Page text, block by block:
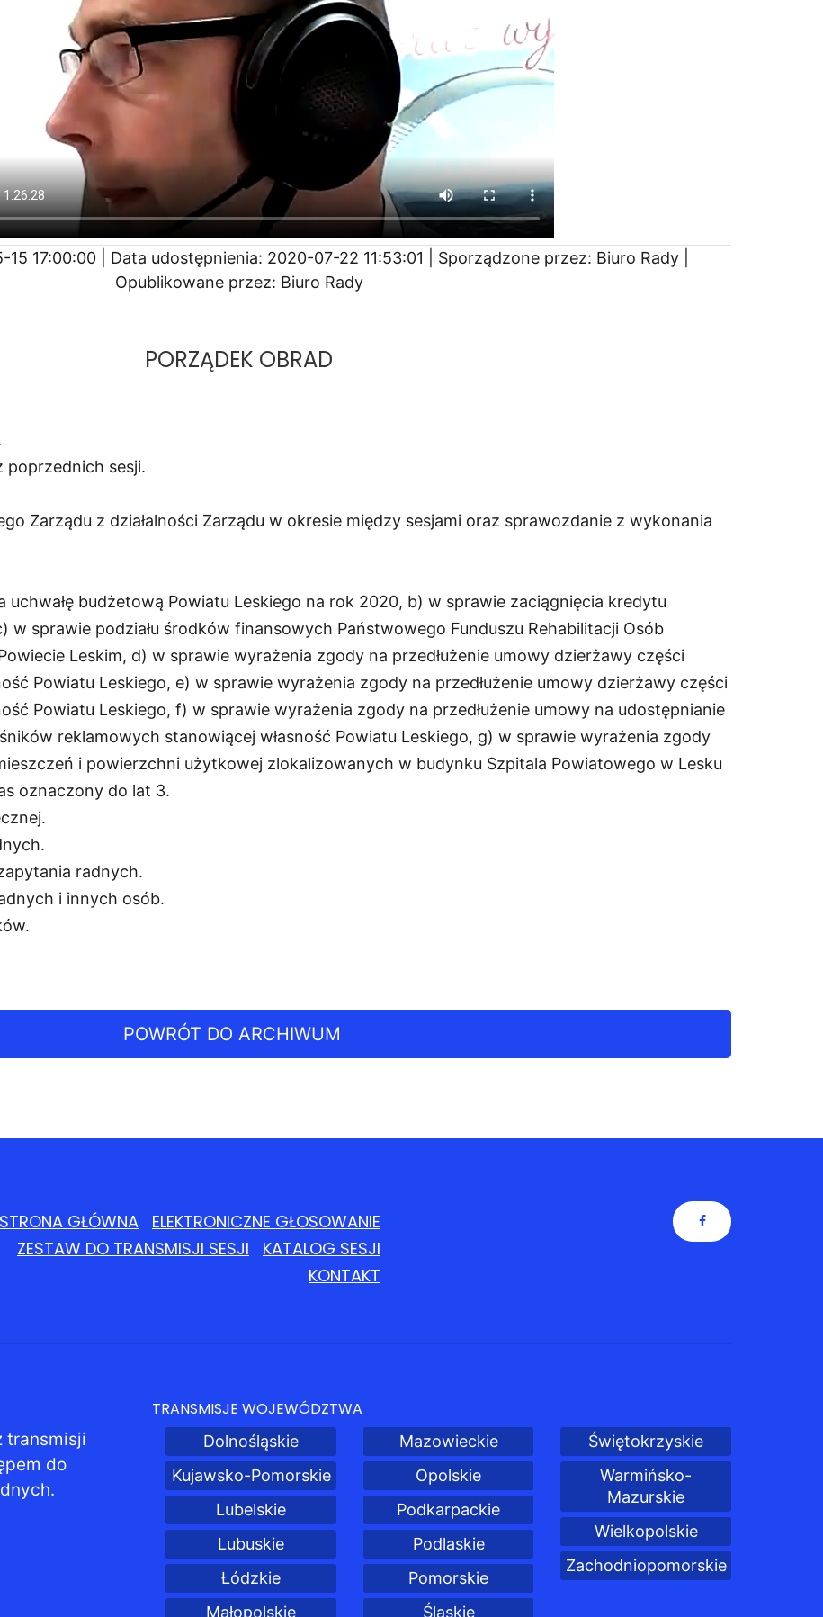
17:00:00 | Data udostępnienia: 2020-07-22 11:53:01 | Sporządzone przez: Biuro Rady |
Opublikowane przez: Biuro Rady
PORZĄDEK OBRAD
poprzednich sesji.
Zarządu z działalności Zarządu w okresie między sesjami oraz sprawozdanie z wykonania
uchwałę budżetową Powiatu Leskiego na rok 2020, b) w sprawie zaciągnięcia kredytu
w sprawie podziału środków finansowych Państwowego Funduszu Rehabilitacji Osób
Leskim, d) w sprawie wyrażenia zgody na przedłużenie umowy dzierżawy części
Powiatu Leskiego, e) w sprawie wyrażenia zgody na przedłużenie umowy dzierżawy części
Powiatu Leskiego, f) w sprawie wyrażenia zgody na przedłużenie umowy na udostępnianie
reklamowych stanowiącej własność Powiatu Leskiego, g) w sprawie wyrażenia zgody
i powierzchni użytkowej zlokalizowanych w budynku Szpitala Powiatowego w Lesku
oznaczony do lat 3.
radnych.
i innych osób.
POWRÓT DO ARCHIWUM
STRONA GŁÓWNA
ELEKTRONICZNE GŁOSOWANIE
ZESTAW DO TRANSMISJI SESJI
KATALOG SESJI
KONTAKT
transmisji
do
TRANSMISJE WOJEWÓDZTWA
Dolnośląskie
Kujawsko-Pomorskie
Lubelskie
Lubuskie
Łódzkie
Małopolskie
Mazowieckie
Opolskie
Podkarpackie
Podlaskie
Pomorskie
Śląskie
Świętokrzyskie
Warmińsko-
Mazurskie
Wielkopolskie
Zachodniopomorskie